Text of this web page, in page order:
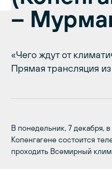
–
«Чего ждут от
Прямая трансляция
В понедельник, 7 декабря,
Копенгагене состоится
проходить Всемирный